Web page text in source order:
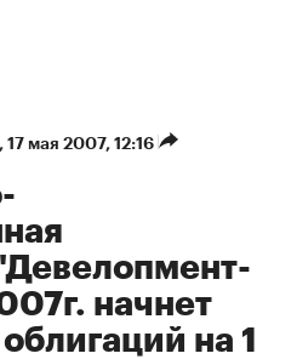
⁠, 17 мая 2007, 12:16
начнет
на 1